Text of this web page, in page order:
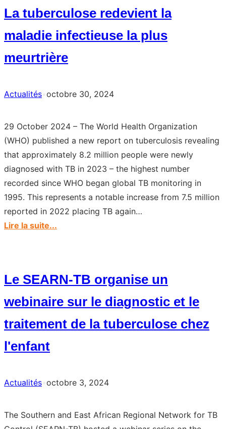
meeting
of
the
SEARN-
held
Addis
Ababa
La tuberculose redevient la
maladie infectieuse la plus
meurtrière
Actualités octobre 30, 2024
29 October 2024 – The World Health Organization
(WHO) published a new report on tuberculosis revealing
that approximately 8.2 million people were newly
diagnosed with TB in 2023 – the highest number
recorded since WHO began global TB monitoring in
1995. This represents a notable increase from 7.5 million
reported in 2022 placing TB again…
Lire la suite...
top
infectious
disease
killer
Le SEARN-TB organise un
webinaire sur le diagnostic et le
traitement de la tuberculose chez
l'enfant
Actualités octobre 3, 2024
The Southern and East African Regional Network for TB